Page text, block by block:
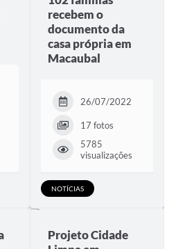
recebem o
documento da
casa própria em
Macaubal
26/07/2022
17 fotos
5785
visualizações
NOTÍCIAS
Projeto Cidade